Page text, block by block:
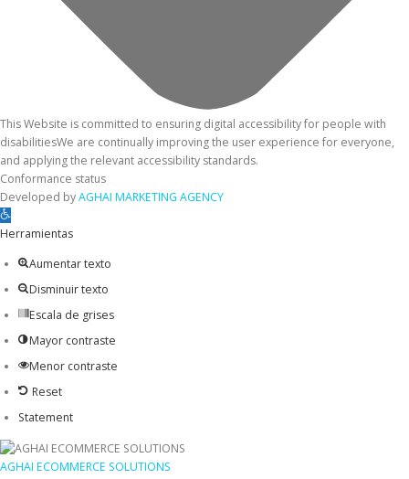
This Website is committed to ensuring digital accessibility for people with
disabilitiesWe are continually improving the user experience for everyone,
and applying the relevant accessibility standards.
Conformance status
Developed byAGHAI MARKETING AGENCY
Open toolbar
Herramientas
Aumentar texto
Disminuir texto
Escala de grises
Mayor contraste
Menor contraste
Reset
Statement
AGHAI ECOMMERCE SOLUTIONS